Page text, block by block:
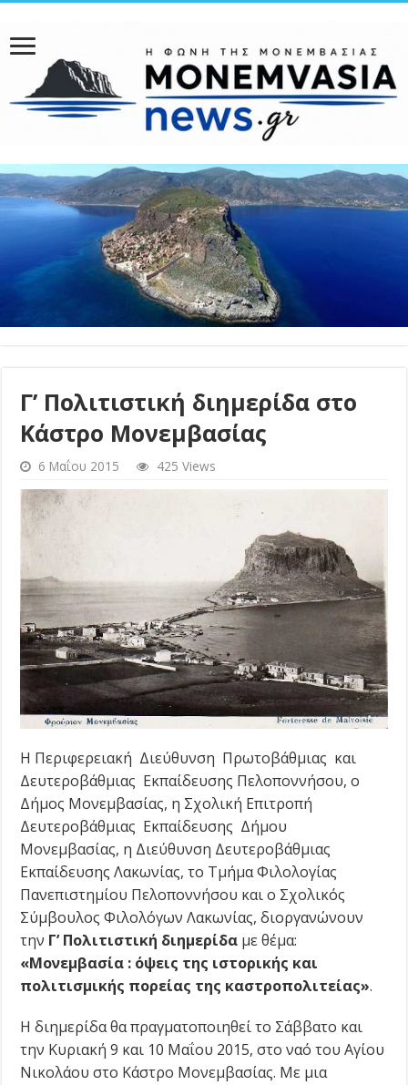
Γ’ Πολιτιστική διημερίδα στο
Κάστρο Μονεμβασίας
6 Μαΐου 2015 425 Views
Η Περιφερειακή Διεύθυνση Πρωτοβάθμιας και
Δευτεροβάθμιας Εκπαίδευσης Πελοποννήσου, ο
Δήμος Μονεμβασίας, η Σχολική Επιτροπή
Δευτεροβάθμιας Εκπαίδευσης Δήμου
Μονεμβασίας, η Διεύθυνση Δευτεροβάθμιας
Εκπαίδευσης Λακωνίας, το Τμήμα Φιλολογίας
Πανεπιστημίου Πελοποννήσου και ο Σχολικός
Σύμβουλος Φιλολόγων Λακωνίας, διοργανώνουν
την Γ’ Πολιτιστική διημερίδα με θέμα:
«Μονεμβασία : όψεις της ιστορικής και
πολιτισμικής πορείας της καστροπολιτείας».
Η διημερίδα θα πραγματοποιηθεί το Σάββατο και
την Κυριακή 9 και 10 Μαΐου 2015, στο ναό του Αγίου
Νικολάου στο Κάστρο Μονεμβασίας. Με μια